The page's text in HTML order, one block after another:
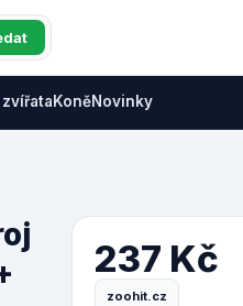
KoněNovinky
237 Kč
zoohit.cz